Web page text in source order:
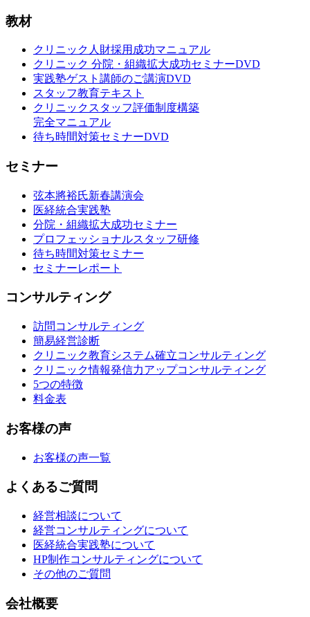
教材
クリニック人財採用成功マニュアル
クリニック 分院・組織拡大成功セミナーDVD
実践塾ゲスト講師のご講演DVD
スタッフ教育テキスト
クリニックスタッフ評価制度構築
完全マニュアル
待ち時間対策セミナーDVD
セミナー
弦本將裕氏新春講演会
医経統合実践塾
分院・組織拡大成功セミナー
プロフェッショナルスタッフ研修
待ち時間対策セミナー
セミナーレポート
コンサルティング
訪問コンサルティング
簡易経営診断
クリニック教育システム確立コンサルティング
クリニック情報発信力アップコンサルティング
5つの特徴
料金表
お客様の声
お客様の声一覧
よくあるご質問
経営相談について
経営コンサルティングについて
医経統合実践塾について
HP制作コンサルティングについて
その他のご質問
会社概要